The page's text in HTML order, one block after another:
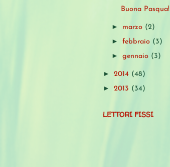
Buona Pasqua!
► marzo (2)
►febbraio (3)
►gennaio (3)
► 2014 (48)
► 2013 (34)
LETTORI FISSI